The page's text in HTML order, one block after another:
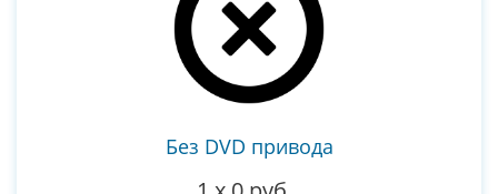
Без DVD привода